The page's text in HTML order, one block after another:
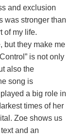
and exclusion
was stronger than
of my life.
but they make me
is not only
also the
song is
a big role in
times of her
Zoe shows us
and an